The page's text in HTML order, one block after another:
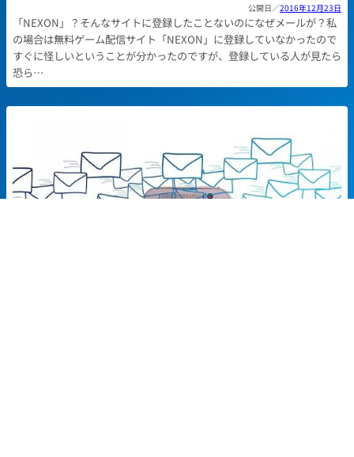
2016年12月23日
「NEXON」？そんなサイトに登録したことないのになぜメールが？私
の場合は無料ゲーム配信サイト「NEXON」に登録していなかったので
すぐに怪しいということが分かったのですが、登録している人が見たら
恐ら…